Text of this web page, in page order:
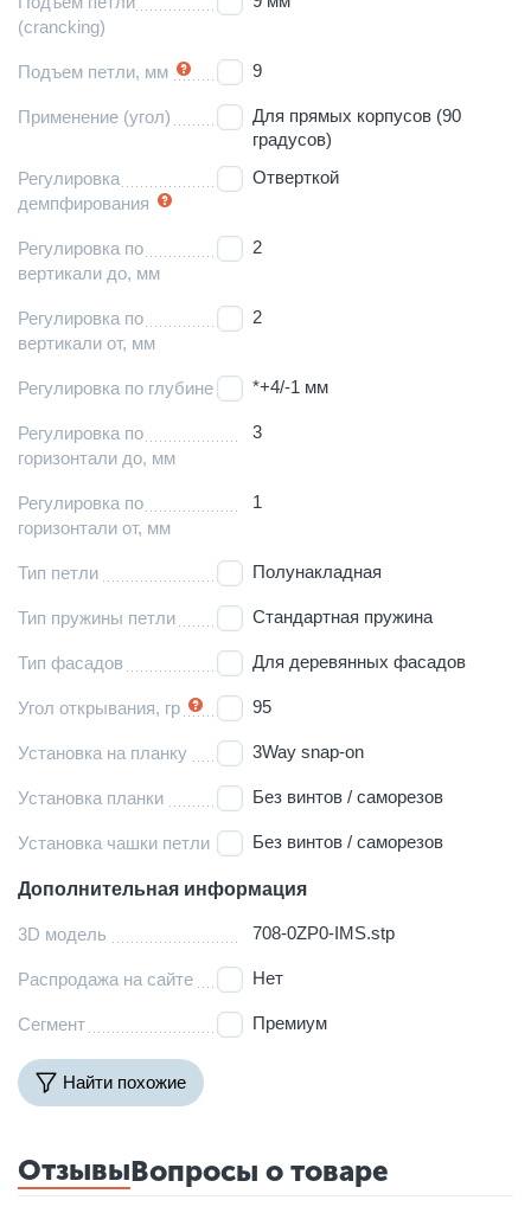
(crancking)
Подъем петли, мм 9
Применение (угол)
Для прямых корпусов (90
градусов)
Регулировка
демпфирования
Отверткой
Регулировка по
вертикали до, мм
2
Регулировка по
вертикали от, мм
2
Регулировка по глубине *+4/-1 мм
Регулировка по
горизонтали до, мм
3
Регулировка по
горизонтали от, мм
1
Тип петли Полунакладная
Тип пружины петли Стандартная пружина
Тип фасадов Для деревянных фасадов
Угол открывания, гр 95
Установка на планку 3Way snap-on
Установка планки Без винтов / саморезов
Установка чашки петли Без винтов / саморезов
Дополнительная информация
3D модель 708-0ZP0-IMS.stp
Распродажа на сайте Нет
Сегмент Премиум
Найти похожие
ОтзывыВопросы о товаре